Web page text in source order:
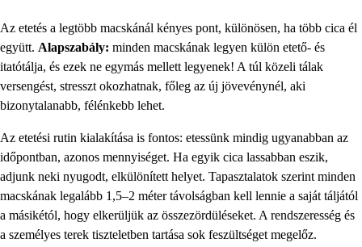
Az etetés a legtöbb macskánál kényes pont, különösen, ha több cica él
együtt. Alapszabály: minden macskának legyen külön etető- és
itatótálja, és ezek ne egymás mellett legyenek! A túl közeli tálak
versengést, stresszt okozhatnak, főleg az új jövevénynél, aki
bizonytalanabb, félénkebb lehet.
Az etetési rutin kialakítása is fontos: etessünk mindig ugyanabban az
időpontban, azonos mennyiséget. Ha egyik cica lassabban eszik,
adjunk neki nyugodt, elkülönített helyet. Tapasztalatok szerint minden
macskának legalább 1,5–2 méter távolságban kell lennie a saját táljától
a másikétól, hogy elkerüljük az összezördüléseket. A rendszeresség és
a személyes terek tiszteletben tartása sok feszültséget megelőz.